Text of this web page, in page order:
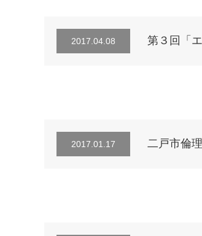
2017.04.08 第３回「
2017.01.17 二戸市倫